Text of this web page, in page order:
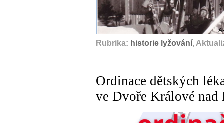
Rubrika: historie lyžování,
Ordinace dětských
ve Dvoře Králové nad